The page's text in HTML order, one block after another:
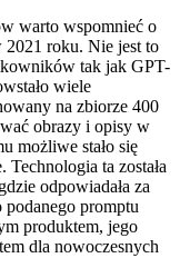
warto wspomnieć o
roku. Nie jest to
tak jak GPT-
wiele
na zbiorze 400
obrazy i opisy w
możliwe stało się
ta została
odpowiadała za
promptu
produktem, jego
dla nowoczesnych